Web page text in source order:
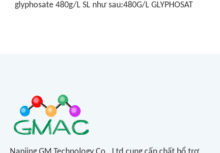
glyphosate 480g/L SL như sau:480G/L GLYPHOSAT